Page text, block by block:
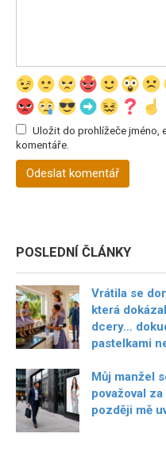
Uložit do prohlížeče jméno,
komentáře.
POSLEDNÍ ČLÁNKY
Vrátila se
která
dcery…
pastelkami
Můj manžel
považoval
později mě